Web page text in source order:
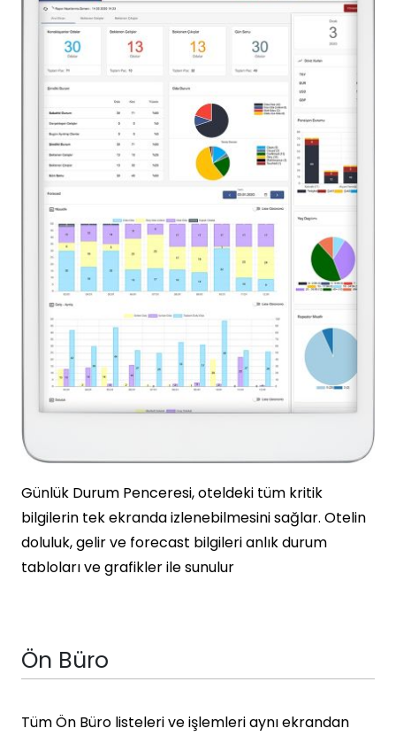
Günlük Durum Penceresi, oteldeki tüm kritik
bilgilerin tek ekranda izlenebilmesini sağlar. Otelin
doluluk, gelir ve forecast bilgileri anlık durum
tabloları ve grafikler ile sunulur
Ön Büro
Tüm Ön Büro listeleri ve işlemleri aynı ekrandan